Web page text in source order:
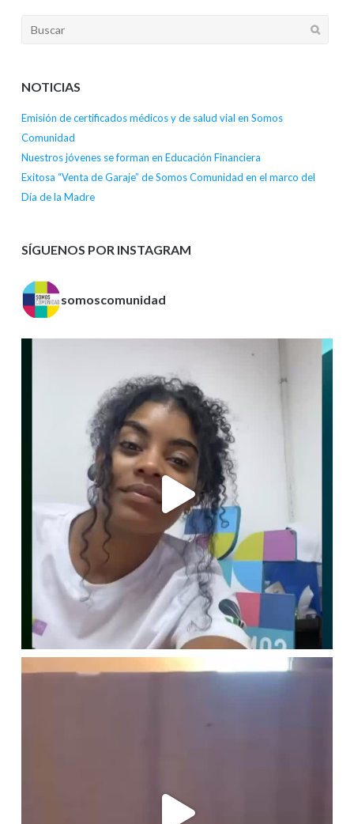
NOTICIAS
Emisión de certificados médicos y de salud vial en Somos
Comunidad
Nuestros jóvenes se forman en Educación Financiera
Exitosa “Venta de Garaje” de Somos Comunidad en el marco del
Día de la Madre
SÍGUENOS POR INSTAGRAM
somoscomunidad